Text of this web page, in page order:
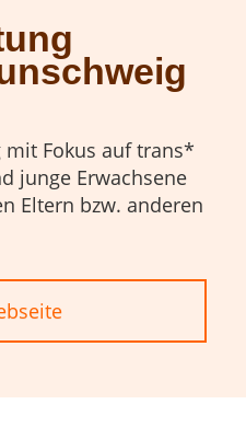
mit Fokus auf trans*
junge Erwachsene
Eltern bzw. anderen